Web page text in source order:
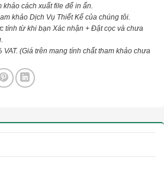
khảo cách xuất file để in ấn.
khảo Dịch Vụ Thiết Kế của chúng tôi.
tính từ khi bạn Xác nhận + Đặt cọc và chưa
VAT. (Giá trên mang tính chất tham khảo chưa